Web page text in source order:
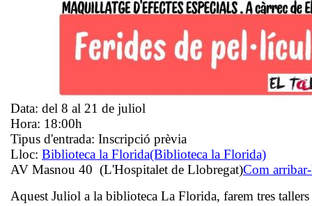
Data: del 8 al 21 de juliol
Hora: 18:00h
Tipus d'entrada: Inscripció prèvia
Lloc: Biblioteca la Florida(Biblioteca la Florida)
AV Masnou 40 (L'Hospitalet de Llobregat)Com
Aquest Juliol a la biblioteca La Florida, farem tres tallers